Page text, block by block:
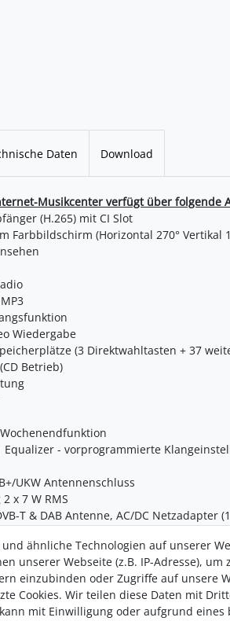
Daten Download
Musikcenter verfügt über folgende
(H.265) mit CI Slot 
Farbbildschirm (Horizontal 270° Vertikal




Wiedergabe 
(3 Direktwahltasten + 37
Betrieb) 


Equalizer - vorprogrammierte
UKW Antennenschluss 
x 7 W RMS 
T & DAB Antenne, AC/DC Netzadapter
ähnliche Technologien auf unserer
unserer Webseite (z.B. IP-Adresse),
einzubinden oder Zugriffe auf unsere
Cookies. Wir teilen diese Daten mit
mit Einwilligung oder aufgrund